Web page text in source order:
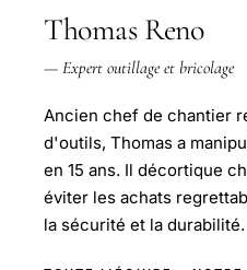
Thomas Reno
— Expert outillage et bricolage
Ancien chef de chantier
d'outils, Thomas a
en 15 ans. Il décortique
éviter les achats
la sécurité et la durabilité.